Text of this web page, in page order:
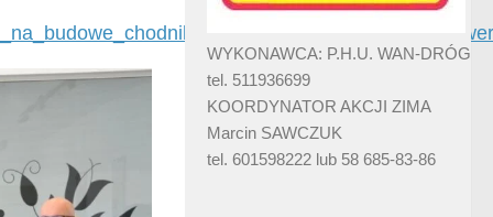
WYKONAWCA: P.H.U. WAN-DRÓG
tel. 511936699
KOORDYNATOR AKCJI ZIMA
Marcin SAWCZUK
tel. 601598222 lub 58 685-83-86